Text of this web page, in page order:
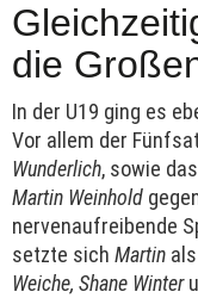
die
In der U19 ging es
Vor allem der
Wunderlich, sowie
Martin Weinhold
nervenaufreibende
setzte sich Martin
Weiche, Shane Winter